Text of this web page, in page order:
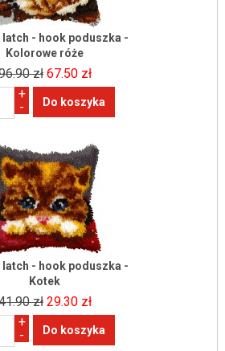
latch - hook poduszka -
Kolorowe róże
zł 67.50 zł
+
-
latch - hook poduszka -
Kotek
zł 29.30 zł
+
-